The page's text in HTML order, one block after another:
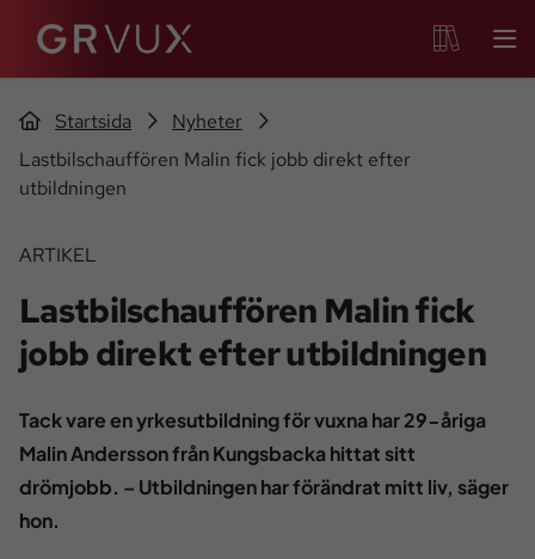
Startsida
Nyheter
Lastbilschauffören Malin fick jobb direkt efter
utbildningen
ARTIKEL
Lastbilschauffören Malin fick
jobb direkt efter utbildningen
Tack vare en yrkesutbildning för vuxna har 29-åriga
Malin Andersson från Kungsbacka hittat sitt
drömjobb. – Utbildningen har förändrat mitt liv, säger
hon.